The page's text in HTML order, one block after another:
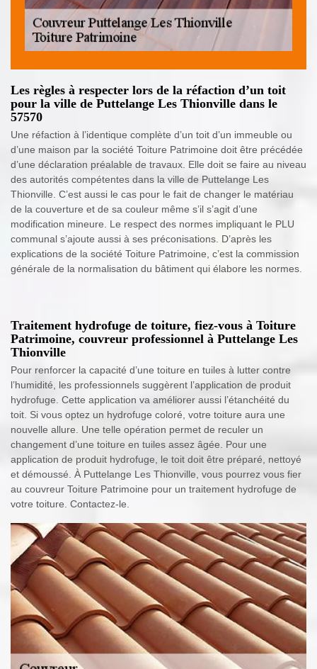
Les règles à respecter lors de la réfaction d’un toit
pour la ville de Puttelange Les Thionville dans le
57570
Une réfaction à l’identique complète d’un toit d’un immeuble ou
d’une maison par la société Toiture Patrimoine doit être précédée
d’une déclaration préalable de travaux. Elle doit se faire au niveau
des autorités compétentes dans la ville de Puttelange Les
Thionville. C’est aussi le cas pour le fait de changer le matériau
de la couverture et de sa couleur même s’il s’agit d’une
modification mineure. Le respect des normes impliquant le PLU
communal s’ajoute aussi à ses préconisations. D’après les
explications de la société Toiture Patrimoine, c’est la commission
générale de la normalisation du bâtiment qui élabore les normes.
Traitement hydrofuge de toiture, fiez-vous à Toiture
Patrimoine, couvreur professionnel à Puttelange Les
Thionville
Pour renforcer la capacité d’une toiture en tuiles à lutter contre
l’humidité, les professionnels suggèrent l’application de produit
hydrofuge. Cette application va améliorer aussi l’étanchéité du
toit. Si vous optez un hydrofuge coloré, votre toiture aura une
nouvelle allure. Une telle opération permet de reculer un
changement d’une toiture en tuiles assez âgée. Pour une
application de produit hydrofuge, le toit doit être préparé, nettoyé
et démoussé. À Puttelange Les Thionville, vous pourrez vous fier
au couvreur Toiture Patrimoine pour un traitement hydrofuge de
votre toiture. Contactez-le.